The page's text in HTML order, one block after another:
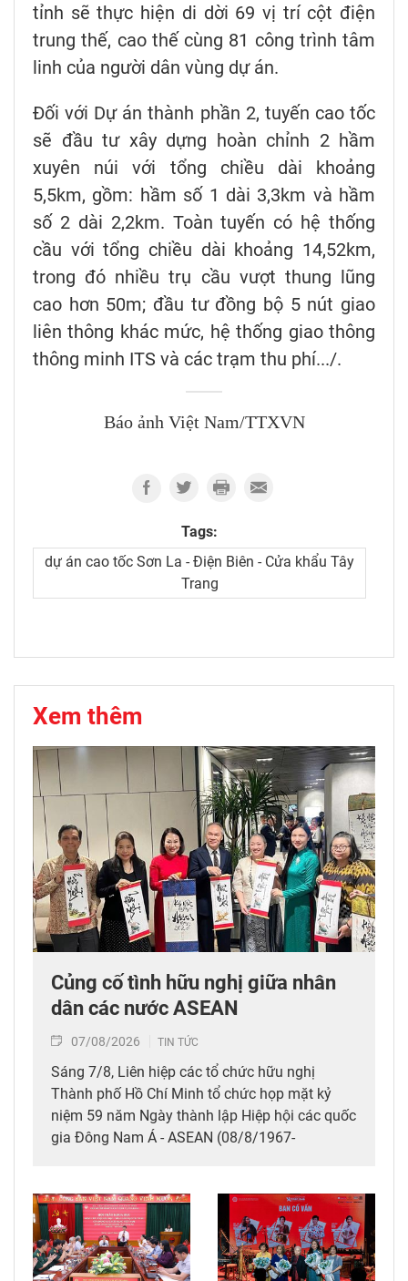
tỉnh sẽ thực hiện di dời 69 vị trí cột điện
trung thế, cao thế cùng 81 công trình tâm
linh của người dân vùng dự án.
Đối với Dự án thành phần 2, tuyến cao tốc
sẽ đầu tư xây dựng hoàn chỉnh 2 hầm
xuyên núi với tổng chiều dài khoảng
5,5km, gồm: hầm số 1 dài 3,3km và hầm
số 2 dài 2,2km. Toàn tuyến có hệ thống
cầu với tổng chiều dài khoảng 14,52km,
trong đó nhiều trụ cầu vượt thung lũng
cao hơn 50m; đầu tư đồng bộ 5 nút giao
liên thông khác mức, hệ thống giao thông
thông minh ITS và các trạm thu phí.../.
Báo ảnh Việt Nam/TTXVN
Tags:
dự án cao tốc Sơn La - Điện Biên - Cửa khẩu Tây
Trang
Xem thêm
Củng cố tình hữu nghị giữa nhân
dân các nước ASEAN
07/08/2026 TIN TỨC
Sáng 7/8, Liên hiệp các tổ chức hữu nghị
Thành phố Hồ Chí Minh tổ chức họp mặt kỷ
niệm 59 năm Ngày thành lập Hiệp hội các quốc
gia Đông Nam Á - ASEAN (08/8/1967-